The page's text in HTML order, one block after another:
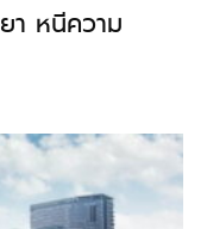
า หนีความ